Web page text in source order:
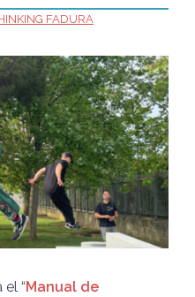
FADURA
“Manual de